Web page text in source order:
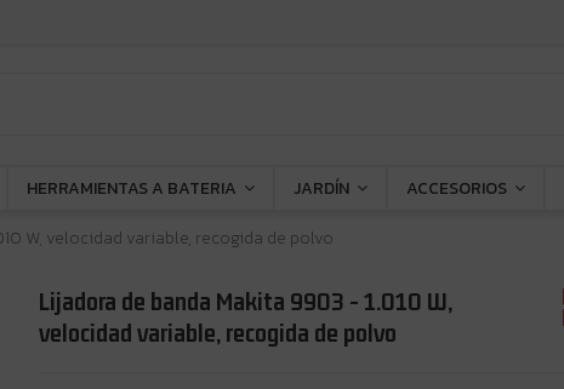
HERRAMIENTAS A BATERIA JARDÍN ACCESORIOS
W, velocidad variable, recogida de polvo
Lijadora de banda Makita 9903 - 1.010 W,
velocidad variable, recogida de polvo